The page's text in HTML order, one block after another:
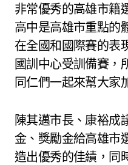
非常優秀的高雄市籍
高中是高雄市重點的
在全國和國際賽的表
國訓中心受訓備賽，
同仁們一起來幫大家
陳其邁市長、康裕成
金、獎勵金給高雄市
造出優秀的佳績，同